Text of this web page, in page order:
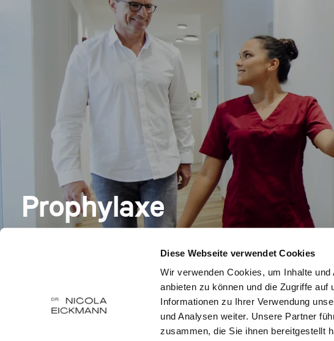
Diese Webseite verwendet Cookies
Wir verwenden Cookies, um Inhalte
anbieten zu können und die Zugriffe
Informationen zu Ihrer Verwendung
und Analysen weiter. Unsere Partner
zusammen, die Sie ihnen bereitgestellt
Prophylaxe